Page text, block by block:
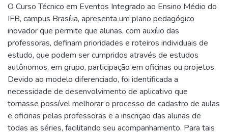
O Curso Técnico em Eventos Integrado ao Ensino Médio do
IFB, campus Brasília, apresenta um plano pedagógico
inovador que permite que alunas, com auxílio das
professoras, definam prioridades e roteiros individuais de
estudo, que podem ser cumpridos através de estudos
autônomos, em grupo, participação em oficinas ou projetos.
Devido ao modelo diferenciado, foi identificada a
necessidade de desenvolvimento de aplicativo que
tornasse possível melhorar o processo de cadastro de aulas
e oficinas pelas professoras e a inscrição das alunas de
todas as séries, facilitando seu acompanhamento. Para tais